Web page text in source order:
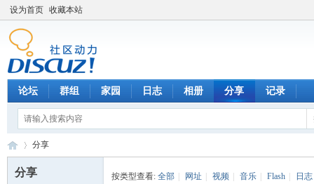
设为首页 收藏本站
论坛 群组 家园 日志 相册 分享 记录
分享
分享 按类型查看: 全部 网址 视频 音乐 Flash 日志